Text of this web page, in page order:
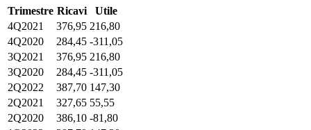
Trimestre Ricavi
Utile
4Q2021
376,95 216,80
4Q2020
284,45 -311,05
3Q2021
376,95 216,80
3Q2020
284,45 -311,05
2Q2022
387,70 147,30
2Q2021
327,65 55,55
2Q2020
386,10 -81,80